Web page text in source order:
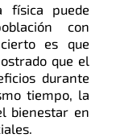
física puede
con
es que
que el
durante
tiempo, la
bienestar en